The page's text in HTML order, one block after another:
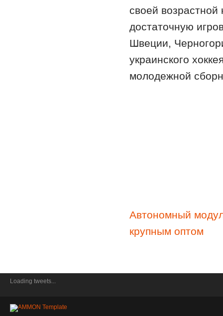
своей
достаточную
Швеции,
украинского
молодежной
Автономный
крупным оптом
Loading tweets...